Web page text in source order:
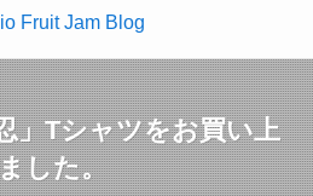
」Tシャツをお買い上
した。